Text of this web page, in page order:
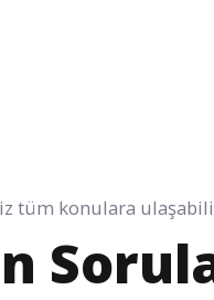
tüm konulara